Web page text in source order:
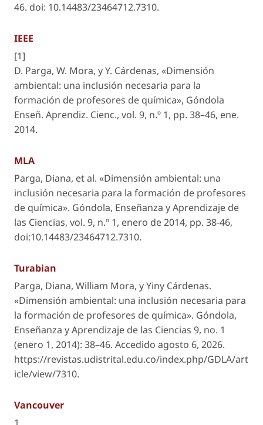
46. doi: 10.14483/23464712.7310.
IEEE
[1]
D. Parga, W. Mora, y Y. Cárdenas, «Dimensión
ambiental: una inclusión necesaria para la
formación de profesores de química», Góndola
Enseñ. Aprendiz. Cienc., vol. 9, n.º 1, pp. 38–46, ene.
2014.
MLA
Parga, Diana, et al. «Dimensión ambiental: una
inclusión necesaria para la formación de profesores
de química». Góndola, Enseñanza y Aprendizaje de
las Ciencias, vol. 9, n.º 1, enero de 2014, pp. 38-46,
doi:10.14483/23464712.7310.
Turabian
Parga, Diana, William Mora, y Yiny Cárdenas.
«Dimensión ambiental: una inclusión necesaria para
la formación de profesores de química». Góndola,
Enseñanza y Aprendizaje de las Ciencias 9, no. 1
(enero 1, 2014): 38–46. Accedido agosto 6, 2026.
https://revistas.udistrital.edu.co/index.php/GDLA/art
icle/view/7310.
Vancouver